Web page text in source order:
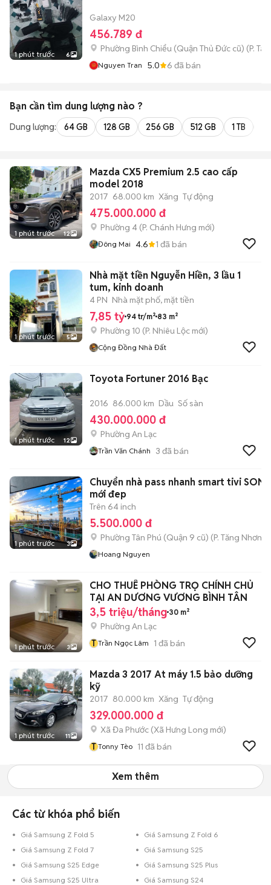
1 phút trước 6
Galaxy M20
456.789 đ
Phường Bình Chiểu (Quận Thủ Đức cũ) (P.
Nguyen Tran 5.0 6 đã bán
Bạn cần tìm dung lượng nào ?
Dung lượng: 64 GB 128 GB 256 GB 512 GB 1 TB
1 phút trước 12
Mazda CX5 Premium 2.5 cao cấp
model 2018
2017 68.000 km Xăng Tự động
475.000.000 đ
Phường 4 (P. Chánh Hưng mới)
Đông Mai 4.6 1 đã bán
1 phút trước 5
Nhà mặt tiền Nguyễn Hiền, 3 lầu 1
tum, kinh doanh
4 PN Nhà mặt phố, mặt tiền
7,85 tỷ 94 tr/m² 83 m²
Phường 10 (P. Nhiêu Lộc mới)
Cộng Đồng Nhà Đất
1 phút trước 12
Toyota Fortuner 2016 Bạc
2016 86.000 km Dầu Số sàn
430.000.000 đ
Phường An Lạc
Trần Văn Chánh 3 đã bán
1 phút trước 3
Chuyển nhà pass nhanh smart tivi
mới đep
Trên 64 inch
5.500.000 đ
Phường Tân Phú (Quận 9 cũ) (P. Tăng Nhơn
Hoang Nguyen
1 phút trước 3
CHO THUÊ PHÒNG TRỌ CHÍNH CHỦ
TẠI AN DƯƠNG VƯƠNG BÌNH TÂN
3,5 triệu/tháng 30 m²
Phường An Lạc
T Trần Ngọc Lâm 1 đã bán
1 phút trước 11
Mazda 3 2017 At máy 1.5 bảo dưỡng
kỹ
2017 80.000 km Xăng Tự động
329.000.000 đ
Xã Đa Phước (Xã Hưng Long mới)
T Tonny Tèo 11 đã bán
Xem thêm
Các từ khóa phổ biến
Giá Samsung Z Fold 5
Giá Samsung Z Fold 6
Giá Samsung Z Fold 7
Giá Samsung S25
Giá Samsung S25 Edge
Giá Samsung S25 Plus
Giá Samsung S25 Ultra
Giá Samsung S24